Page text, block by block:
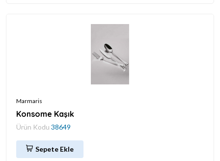
Marmaris
Konsome Kaşık
Ürün Kodu 38649
Sepete Ekle